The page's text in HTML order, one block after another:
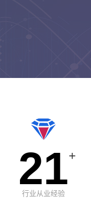
21+
行业从业经验